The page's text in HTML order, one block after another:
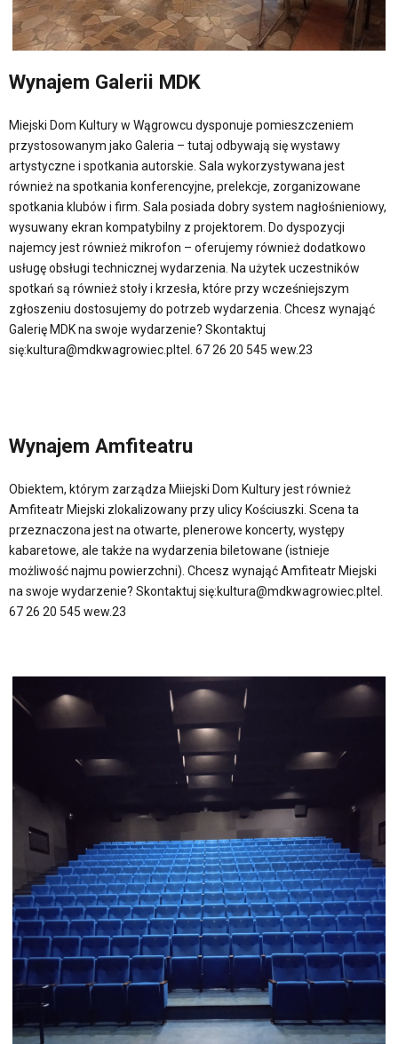
Wynajem Galerii MDK
Miejski Dom Kultury w Wągrowcu dysponuje pomieszczeniem
przystosowanym jako Galeria – tutaj odbywają się wystawy
artystyczne i spotkania autorskie. Sala wykorzystywana jest
również na spotkania konferencyjne, prelekcje, zorganizowane
spotkania klubów i firm. Sala posiada dobry system nagłośnieniowy,
wysuwany ekran kompatybilny z projektorem. Do dyspozycji
najemcy jest również mikrofon – oferujemy również dodatkowo
usługę obsługi technicznej wydarzenia. Na użytek uczestników
spotkań są również stoły i krzesła, które przy wcześniejszym
zgłoszeniu dostosujemy do potrzeb wydarzenia. Chcesz wynająć
Galerię MDK na swoje wydarzenie? Skontaktuj
się:kultura@mdkwagrowiec.pltel. 67 26 20 545 wew.23
Wynajem Amfiteatru
Obiektem, którym zarządza Miiejski Dom Kultury jest również
Amfiteatr Miejski zlokalizowany przy ulicy Kościuszki. Scena ta
przeznaczona jest na otwarte, plenerowe koncerty, występy
kabaretowe, ale także na wydarzenia biletowane (istnieje
możliwość najmu powierzchni). Chcesz wynająć Amfiteatr Miejski
na swoje wydarzenie? Skontaktuj się:kultura@mdkwagrowiec.pltel.
67 26 20 545 wew.23